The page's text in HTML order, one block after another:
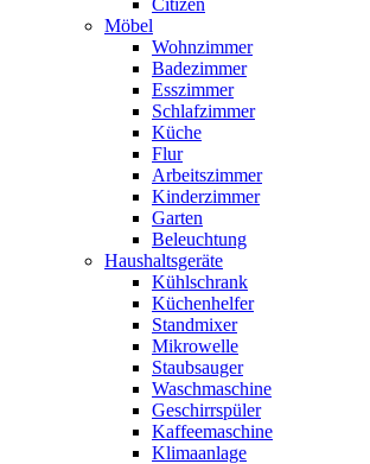
Citizen
Möbel
Wohnzimmer
Badezimmer
Esszimmer
Schlafzimmer
Küche
Flur
Arbeitszimmer
Kinderzimmer
Garten
Beleuchtung
Haushaltsgeräte
Kühlschrank
Küchenhelfer
Standmixer
Mikrowelle
Staubsauger
Waschmaschine
Geschirrspüler
Kaffeemaschine
Klimaanlage